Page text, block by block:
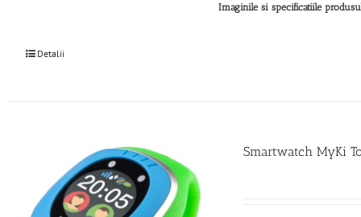
Imaginile si specificatiile
Detalii
Smartwatch MyKi